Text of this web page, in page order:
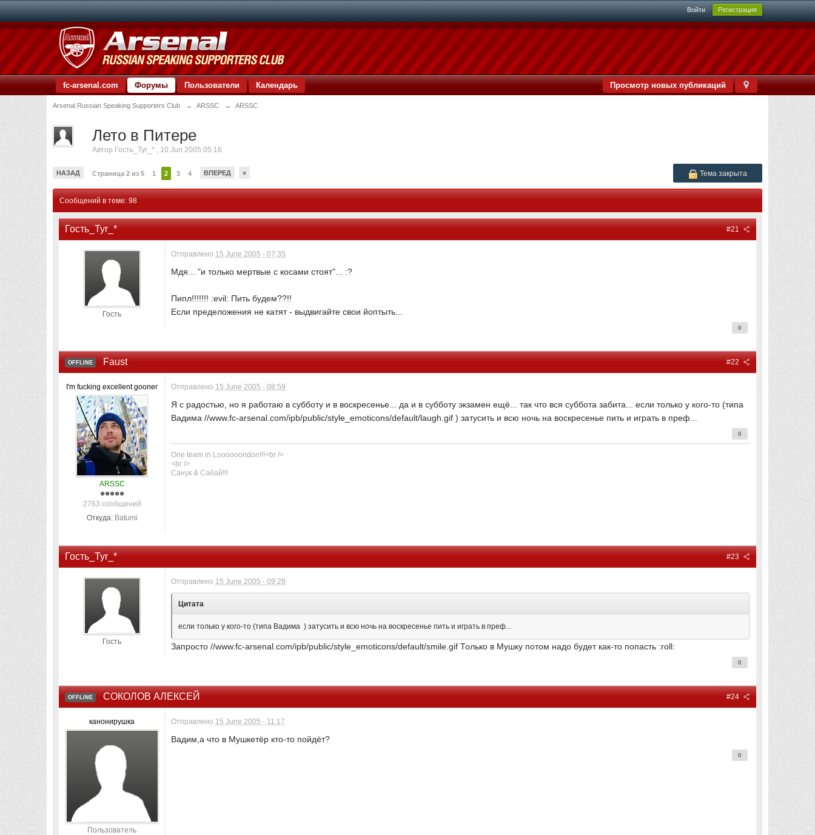
Войти Регистрация
Просмотр новых публикаций
fc-arsenal.com Форумы Пользователи Календарь
Arsenal Russian Speaking Supporters Club → ARSSC → ARSSC
Лето в Питере
Автор Гость_Tyr_* , 10 Jun 2005 05:16
НАЗАД Страница 2 из 5 1 2 3 4 ВПЕРЕД » Тема закрыта
Сообщений в теме: 98
#21
Гость_Tyr_*
Гость
Отправлено 15 June 2005 - 07:35
Мдя... "и только мертвые с косами стоят"... :?
Пипл!!!!!!! :evil: Пить будем??!!
Если пределожения не катят - выдвигайте свои йоптыть...
0
#22
OFFLINE Faust
I'm fucking excellent gooner
ARSSC
2763 сообщений
Откуда: Batumi
Отправлено 15 June 2005 - 08:59
Я с радостью, но я работаю в субботу и в воскресенье... да и в субботу экзамен ещё... так что вся суббота забита... если только у кого-то (типа
Вадима //www.fc-arsenal.com/ipb/public/style_emoticons/default/laugh.gif ) затусить и всю ночь на воскресенье пить и играть в преф...
0
One team in Loooooondon!!!<br />
<br />
Санук & Сабай!!!
#23
Гость_Tyr_*
Гость
Отправлено 15 June 2005 - 09:28
Цитата
если только у кого-то (типа Вадима ) затусить и всю ночь на воскресенье пить и играть в преф...
Запросто //www.fc-arsenal.com/ipb/public/style_emoticons/default/smile.gif Только в Мушку потом надо будет как-то попасть :roll:
0
#24
OFFLINE СОКОЛОВ АЛЕКСЕЙ
канонирушка
Пользователь
Отправлено 15 June 2005 - 11:17
Вадим,а что в Мушкетёр кто-то пойдёт?
0